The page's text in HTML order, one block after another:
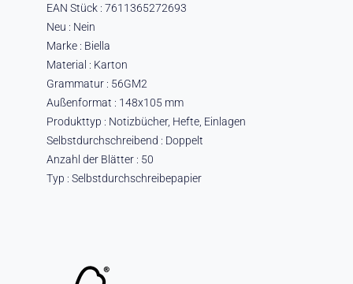
EAN Stück : 7611365272693
Neu : Nein
Marke : Biella
Material : Karton
Grammatur : 56GM2
Außenformat : 148x105 mm
Produkttyp : Notizbücher, Hefte, Einlagen
Selbstdurchschreibend : Doppelt
Anzahl der Blätter : 50
Typ : Selbstdurchschreibepapier